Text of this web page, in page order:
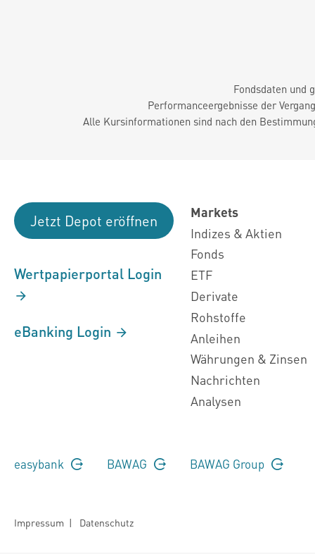
Fondsdaten und
Performanceergebnisse der
Alle Kursinformationen sind nach den
Jetzt Depot eröffnen
Wertpapierportal Login
eBanking Login
Markets
Indizes & Aktien
Fonds
ETF
Derivate
Rohstoffe
Anleihen
Währungen & Zinsen
Nachrichten
Analysen
easybank BAWAG BAWAG Group
Impressum | Datenschutz